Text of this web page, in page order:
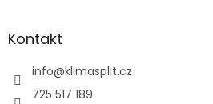
Kontakt
info@klimasplit.cz
725 517 189